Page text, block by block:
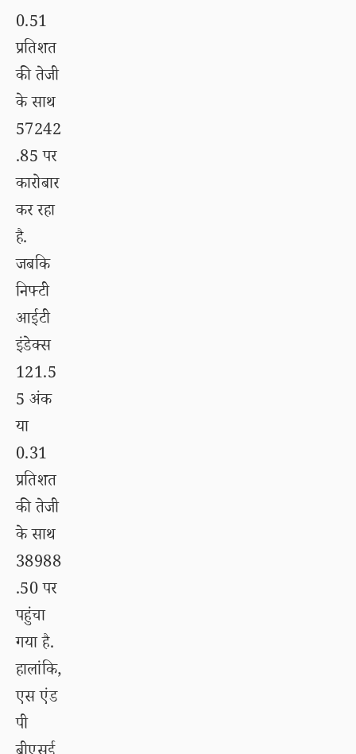
0.51
प्रतिशत
की तेजी
के साथ
57242
.85 पर
कारोबार
कर रहा
है.
जबकि
निफ्टी
आईटी
इंडेक्स
121.5
5 अंक
या
0.31
प्रतिशत
की तेजी
के साथ
38988
.50 पर
पहुंचा
गया है.
हालांकि,
एस एंड
पी